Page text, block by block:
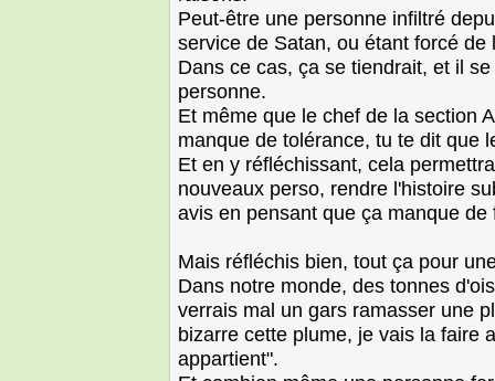
Peut-être une personne infiltré
service de Satan, ou étant forcé de
Dans ce cas, ça se tiendrait, et il
personne.
Et même que le chef de la section
manque de tolérance, tu te dit que
Et en y réfléchissant, cela
nouveaux perso, rendre l'histoire
avis en pensant que ça manque de
Mais réfléchis bien, tout ça pour
Dans notre monde, des tonnes
verrais mal un gars ramasser une
bizarre cette plume, je vais la faire
appartient".